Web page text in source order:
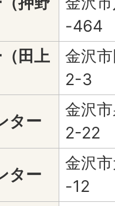
-464
田上
金沢
2-3
ター
金沢
2-22
ター
金沢
-12